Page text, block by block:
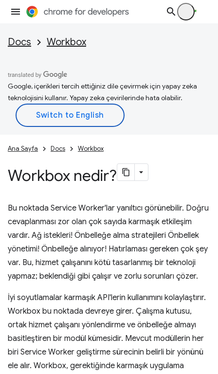
Docs Workbox
Google, içerikleri tercih ettiğiniz dile çevirmek için yapay zeka
teknolojisini kullanır. Yapay zeka çevirilerinde hata olabilir.
Ana Sayfa Docs Workbox
Workbox nedir?
Bu noktada Service Worker'lar yanıltıcı görünebilir. Doğru
cevaplanması zor olan çok sayıda karmaşık etkileşim
vardır. Ağ istekleri! Önbelleğe alma stratejileri Önbellek
yönetimi! Önbelleğe alınıyor! Hatırlaması gereken çok şey
var. Bu, hizmet çalışanını kötü tasarlanmış bir teknoloji
yapmaz; beklendiği gibi çalışır ve zorlu sorunları çözer.
İyi soyutlamalar karmaşık API'lerin kullanımını kolaylaştırır.
Workbox bu noktada devreye girer. Çalışma kutusu,
ortak hizmet çalışanı yönlendirme ve önbelleğe almayı
basitleştiren bir modül kümesidir. Mevcut modüllerin her
biri Service Worker geliştirme sürecinin belirli bir yönünü
ele alır. Workbox, gerektiğinde karmaşık uygulama